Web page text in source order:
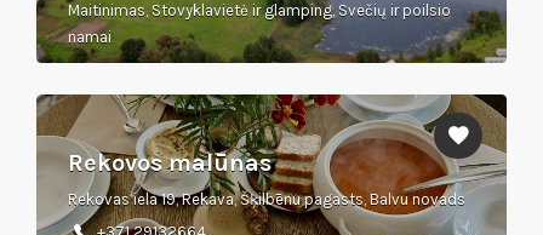
Maitinimas, Stovyklavietė ir glamping, Svečių ir poilsio
namai
Rekovos malūnas
Rekovas iela 19, Rekava, Šķilbēnu pagasts, Balvu novads